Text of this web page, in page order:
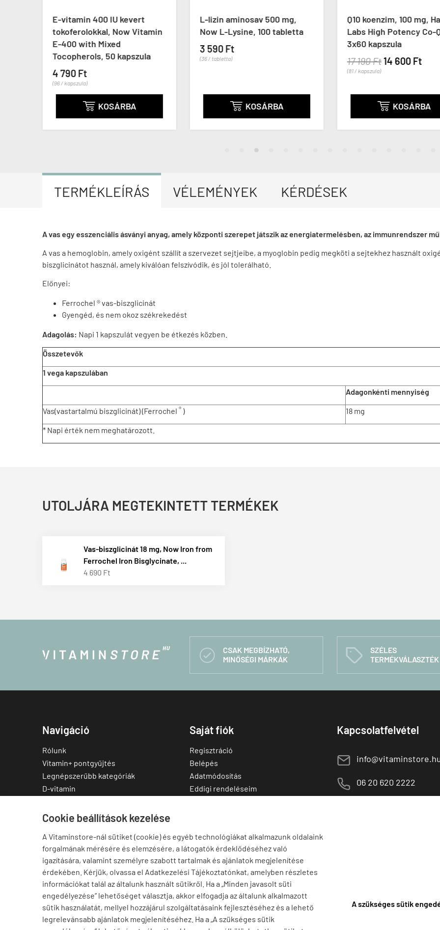
Cookie beállítások kezelése
A Vitaminstore-nál sütiket (cookie) és egyéb technológiákat alkalmazunk oldalaink
forgalmának mérésére és elemzésére, a látogatók érdeklődéséhez való
igazítására, valamint személyre szabott tartalmak és ajánlatok megjelenítése
érdekében. Kérjük, olvassa el Adatkezelési Tájékoztatónkat, amelyben részletes
információkat talál az általunk használt sütikről. Ha a „Minden javasolt süti
engedélyezése” lehetőséget választja, akkor elfogadja az általunk alkalmazott
sütik használatát, mellyel hozzájárul szolgáltatásaink fejlesztéséhez és a lehető
legrelevánsabb ajánlatok megjelenítéséhez. Ha a „A szükséges sütik
A szükséges sütik
E-vitamin 400 IU kevert
tokoferolokkal, Now Vitamin
E-400 with Mixed
Tocopherols, 50 kapszula
4 790 Ft
(96 / kapszula)
 KOSÁRBA
L-lizin aminosav 500 mg,
Now L-Lysine, 100 tabletta
3 590 Ft
(36 / tabletta)
 KOSÁRBA
Q10 koenzim, 100 mg,
Labs High Potency Co-
3x60 kapszula
17 190 Ft 14 600 Ft
(81 / kapszula)
 KOSÁRBA
TERMÉKLEÍRÁS VÉLEMÉNYEK KÉRDÉSEK
A vas egy esszenciális ásványi anyag, amely központi szerepet játszik az energiatermelésben, az immunrendszer
A vas a hemoglobin, amely oxigént szállít a szervezet sejtjeibe, a myoglobin pedig megköti a sejtekhez használt
biszglicinátot használ, amely kiválóan felszívódik, és jól tolerálható.
Előnyei:
Ferrochel ® vas-biszglicinát
Gyengéd, és nem okoz székrekedést
Adagolás: Napi 1 kapszulát vegyen be étkezés közben.
Összetevők
1 vega kapszulában
Adagonkénti mennyiség
Vas(vastartalmú biszglicinát) (Ferrochel ® ) 18 mg
* Napi érték nem meghatározott.
UTOLJÁRA MEGTEKINTETT TERMÉKEK
Vas-biszglicinát 18 mg, Now Iron from
Ferrochel Iron Bisglycinate, ...
4 690 Ft

CSAK MEGBÍZHATÓ,
MINŐSÉGI MÁRKÁK
C
SZÉLES
TERMÉKVÁLASZTÉK
Navigáció
Rólunk
Vitamin+ pontgyűjtés
Legnépszerűbb kategóriák
D-vitamin
Multivitamin
Cink
Omega-3
Ashwagandha
Elállás a szerződéstől
Saját fiók
Regisztráció
Belépés
Adatmódosítás
Eddigi rendeléseim
Kapcsolatfelvétel
E
M 06 20 620 2222